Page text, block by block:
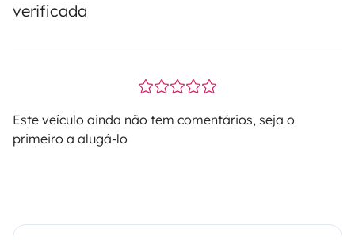
verificada
Este veículo ainda não tem comentários, seja o
primeiro a alugá-lo